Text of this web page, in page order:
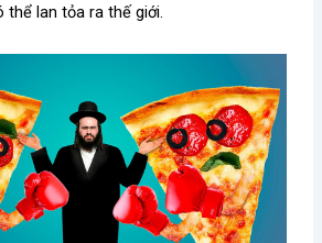
thể lan tỏa ra thế giới.